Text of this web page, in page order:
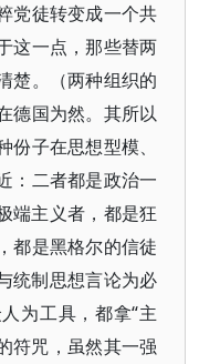
党徒转变成一个共
这一点，那些替两
楚。（两种组织的
德国为然。其所以
子在思想型模、
：二者都是政治一
主义者，都是狂
都是黑格尔的信徒
制思想言论为必
为工具，都拿“主
符咒，虽然其一强